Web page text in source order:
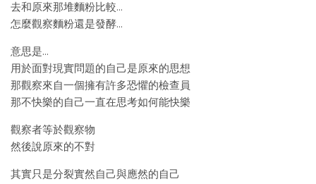
去和原來那堆麵粉比較…
怎麼觀察麵粉還是發酵…
意思是…
用於面對現實問題的自己是原來的思想
那觀察來自一個擁有許多恐懼的檢查員
那不快樂的自己一直在思考如何能快樂
觀察者等於觀察物
然後說原來的不對
其實只是分裂實然自己與應然的自己